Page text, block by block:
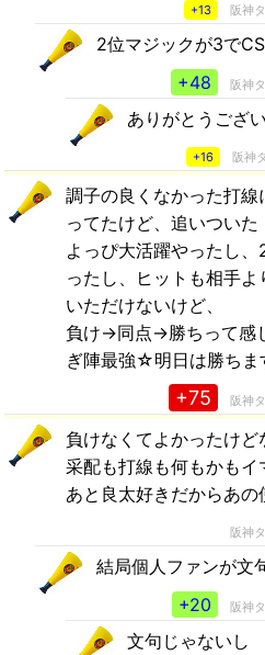
+13 阪神
2位マジックが3で
+48
阪神
ありがとうござ
+16 阪神
調子の良くなかった打
ってたけど、追いついた
よっぴ大活躍やったし
ったし、ヒットも相手
いただけないけど、
負け→同点→勝ちって感
ぎ陣最強☆明日は勝ちま
+75 阪神
負けなくてよかったけ
采配も打線も何もかもイ
あと良太好きだからあの
阪神
結局個人ファンが文
+20
阪神
文句じゃないし